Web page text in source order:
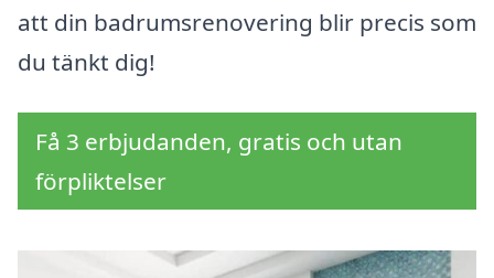
att din badrumsrenovering blir precis som
du tänkt dig!
Få 3 erbjudanden, gratis och utan
förpliktelser